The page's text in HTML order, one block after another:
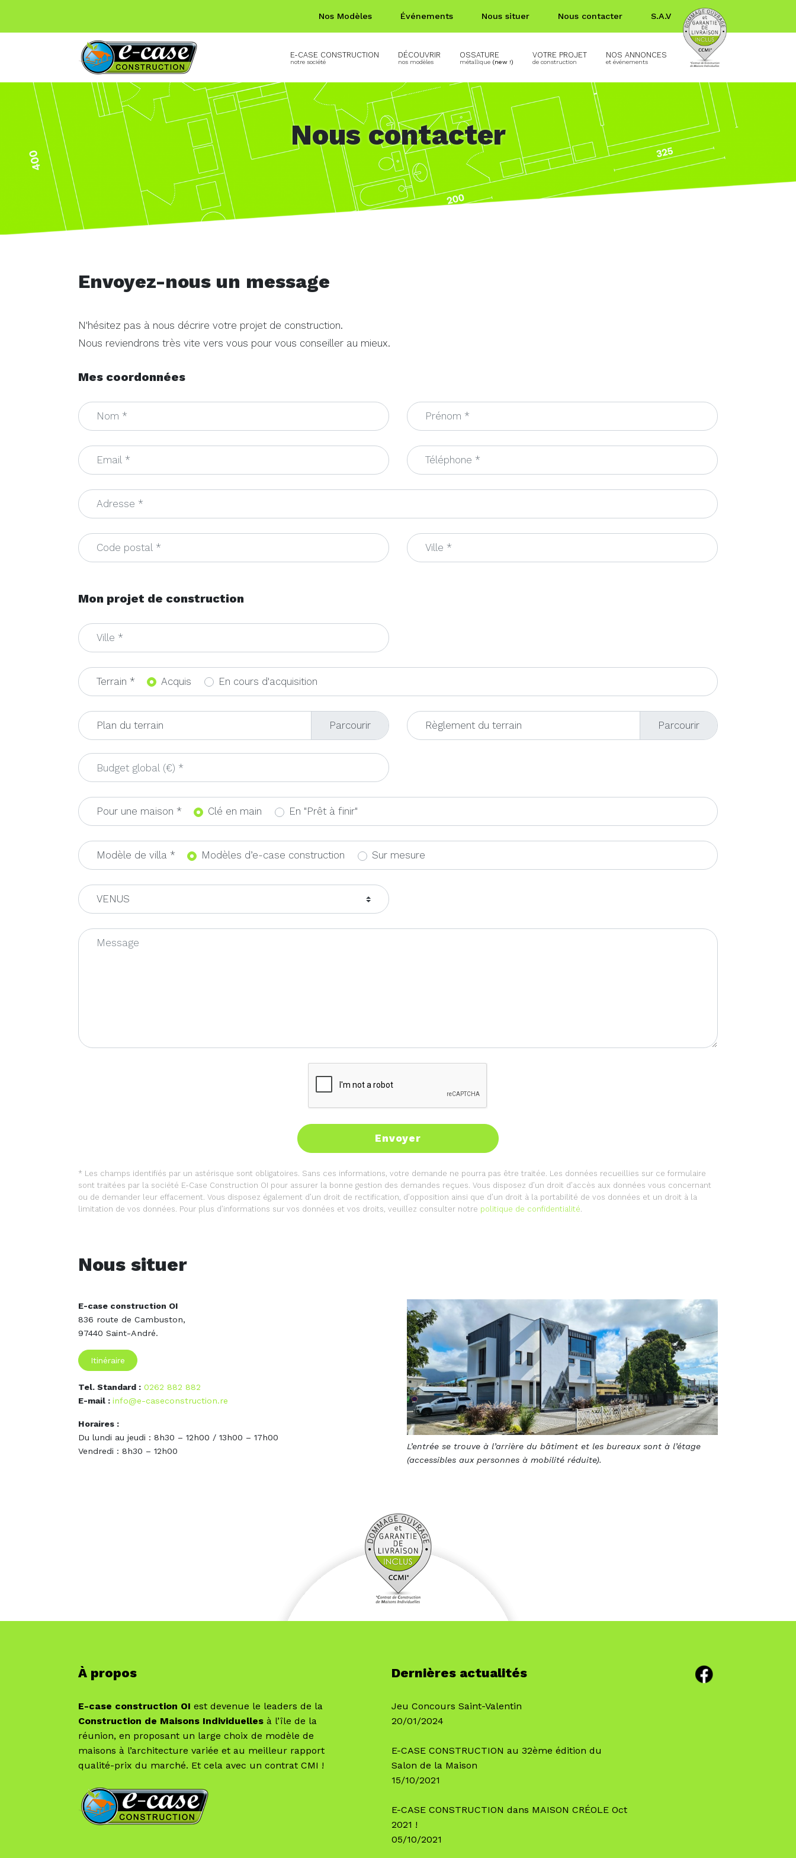
Nos Modèles Événements Nous situer Nous contacter S.A.V
E-CASE CONSTRUCTION
notre société
DÉCOUVRIR
nos modèles
OSSATURE
métallique (new !)
VOTRE PROJET
de construction
NOS ANNONCES
et événements
Nous contacter
Envoyez-nous un message
N'hésitez pas à nous décrire votre projet de construction.
Nous reviendrons très vite vers vous pour vous conseiller au mieux.
Mes coordonnées
Mon projet de construction
Terrain * Acquis En cours d'acquisition
Plan du terrain Règlement du terrain
Pour une maison * Clé en main En "Prêt à finir"
Modèle de villa * Modèles d’e-case construction Sur mesure
* Les champs identifiés par un astérisque sont obligatoires. Sans ces informations, votre demande ne pourra pas être traitée. Les données recueillies sur ce formulaire
sont traitées par la société E-Case Construction OI pour assurer la bonne gestion des demandes reçues. Vous disposez d’un droit d’accès aux données vous concernant
ou de demander leur effacement. Vous disposez également d’un droit de rectification, d’opposition ainsi que d’un droit à la portabilité de vos données et un droit à la
limitation de vos données. Pour plus d’informations sur vos données et vos droits, veuillez consulter notre politique de confidentialité.
Nous situer
E-case construction OI
836 route de Cambuston,
97440 Saint-André.
Itinéraire
Tel. Standard : 0262 882 882
E-mail : info@e-caseconstruction.re
Horaires :
Du lundi au jeudi : 8h30 – 12h00 / 13h00 – 17h00
Vendredi : 8h30 – 12h00
L’entrée se trouve à l’arrière du bâtiment et les bureaux sont à l’étage
(accessibles aux personnes à mobilité réduite).
À propos
E-case construction OI est devenue le leaders de la
Construction de Maisons Individuelles à l’île de la
réunion, en proposant un large choix de modèle de
maisons à l’architecture variée et au meilleur rapport
qualité-prix du marché. Et cela avec un contrat CMI !
Dernières actualités
Jeu Concours Saint-Valentin
20/01/2024
E-CASE CONSTRUCTION au 32ème édition du
Salon de la Maison
15/10/2021
E-CASE CONSTRUCTION dans MAISON CRÉOLE Oct
2021 !
05/10/2021